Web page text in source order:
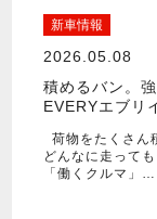
新車情報
2026.05.08
積めるバン。
EVERYエブリ
荷物をたくさん
どんなに走って
「働くクルマ」…